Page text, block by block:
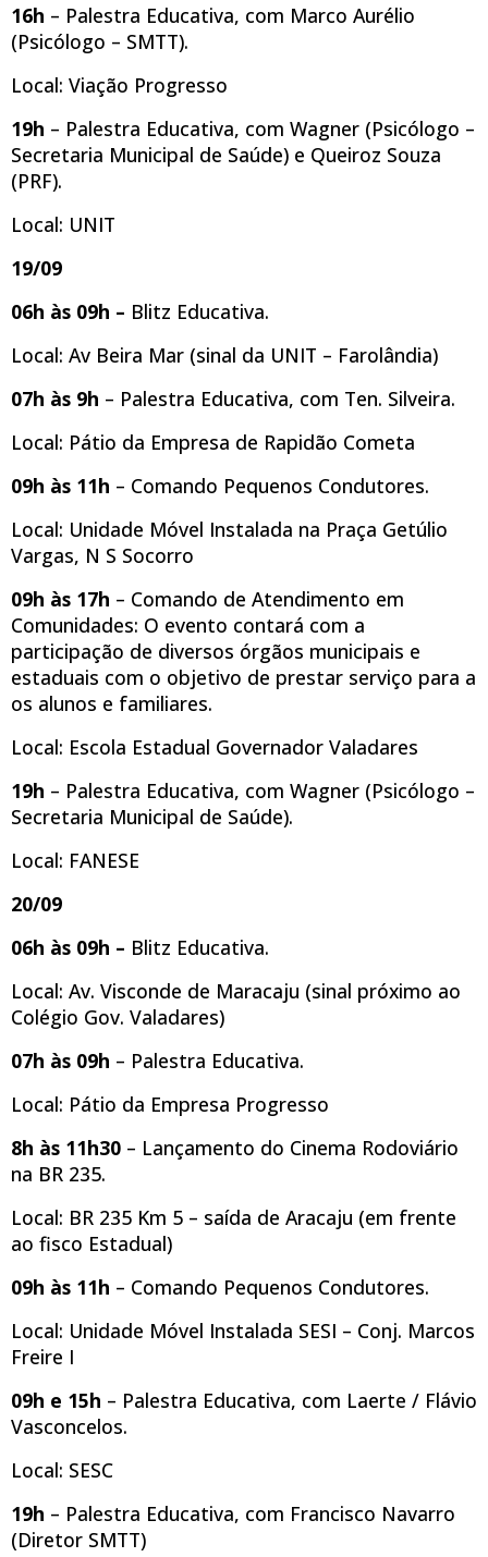
16h – Palestra Educativa, com Marco Aurélio
(Psicólogo – SMTT).
Local: Viação Progresso
19h – Palestra Educativa, com Wagner (Psicólogo –
Secretaria Municipal de Saúde) e Queiroz Souza
(PRF).
Local: UNIT
19/09
06h às 09h – Blitz Educativa.
Local: Av Beira Mar (sinal da UNIT – Farolândia)
07h às 9h – Palestra Educativa, com Ten. Silveira.
Local: Pátio da Empresa de Rapidão Cometa
09h às 11h – Comando Pequenos Condutores.
Local: Unidade Móvel Instalada na Praça Getúlio
Vargas, N S Socorro
09h às 17h – Comando de Atendimento em
Comunidades: O evento contará com a
participação de diversos órgãos municipais e
estaduais com o objetivo de prestar serviço para a
os alunos e familiares.
Local: Escola Estadual Governador Valadares
19h – Palestra Educativa, com Wagner (Psicólogo –
Secretaria Municipal de Saúde).
Local: FANESE
20/09
06h às 09h – Blitz Educativa.
Local: Av. Visconde de Maracaju (sinal próximo ao
Colégio Gov. Valadares)
07h às 09h – Palestra Educativa.
Local: Pátio da Empresa Progresso
8h às 11h30 – Lançamento do Cinema Rodoviário
na BR 235.
Local: BR 235 Km 5 – saída de Aracaju (em frente
ao fisco Estadual)
09h às 11h – Comando Pequenos Condutores.
Local: Unidade Móvel Instalada SESI – Conj. Marcos
Freire I
09h e 15h – Palestra Educativa, com Laerte / Flávio
Vasconcelos.
Local: SESC
19h – Palestra Educativa, com Francisco Navarro
(Diretor SMTT)